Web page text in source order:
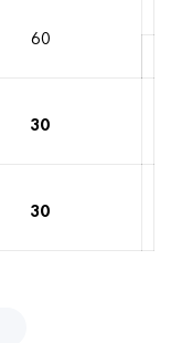
60
30
30